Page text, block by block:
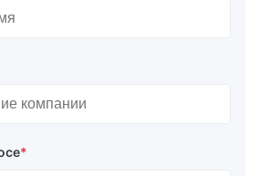
*